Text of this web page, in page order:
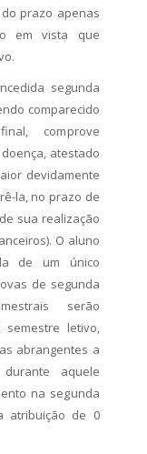
prazo apenas
em vista que
segunda
comparecido
comprove
atestado
devidamente
la, no prazo de
sua realização
O aluno
de um único
de segunda
serão
letivo,
abrangentes a
aquele
na segunda
atribuição de 0